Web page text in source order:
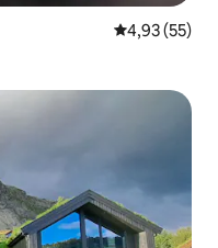
4,93 de uma
4,93 (55)